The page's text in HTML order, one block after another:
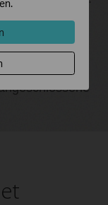
u.v.m.
der Router
überträgt